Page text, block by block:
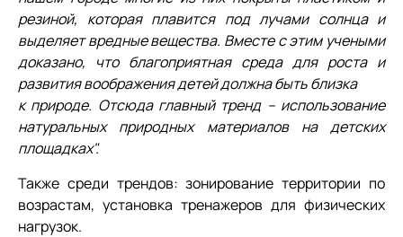
резиной, которая плавится под лучами солнца и
выделяет вредные вещества. Вместе с этим учеными
доказано, что благоприятная среда для роста и
развития воображения детей должна быть близка
к природе. Отсюда главный тренд – использование
натуральных природных материалов на детских
площадках".
Также среди трендов: зонирование территории по
возрастам, установка тренажеров для физических
нагрузок.